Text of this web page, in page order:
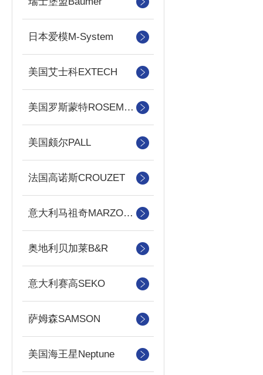
日本爱模M-System
美国艾士科EXTECH
美国罗斯蒙特ROSEMOUNT
美国颇尔PALL
法国高诺斯CROUZET
意大利马祖奇MARZOCCHI
奥地利贝加莱B&R
意大利赛高SEKO
萨姆森SAMSON
美国海王星Neptune